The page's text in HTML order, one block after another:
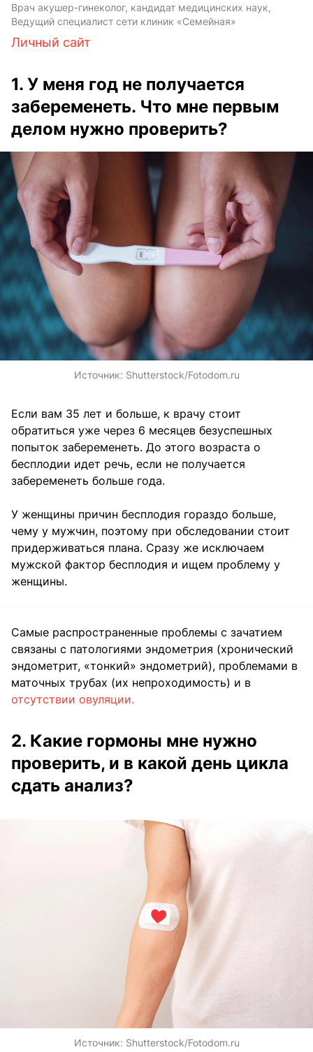
Врач акушер-гинеколог, кандидат медицинских наук,
Ведущий специалист сети клиник «Семейная»
Личный сайт
1. У меня год не получается
забеременеть. Что мне первым
делом нужно проверить?
Источник: Shutterstock/Fotodom.ru
Если вам 35 лет и больше, к врачу стоит
обратиться уже через 6 месяцев безуспешных
попыток забеременеть. До этого возраста о
бесплодии идет речь, если не получается
забеременеть больше года.
У женщины причин бесплодия гораздо больше,
чему у мужчин, поэтому при обследовании стоит
придерживаться плана. Сразу же исключаем
мужской фактор бесплодия и ищем проблему у
женщины.
Самые распространенные проблемы с зачатием
связаны с патологиями эндометрия (хронический
эндометрит, «тонкий» эндометрий), проблемами в
маточных трубах (их непроходимость) и в
отсутствии овуляции.
2. Какие гормоны мне нужно
проверить, и в какой день цикла
сдать анализ?
Источник: Shutterstock/Fotodom.ru